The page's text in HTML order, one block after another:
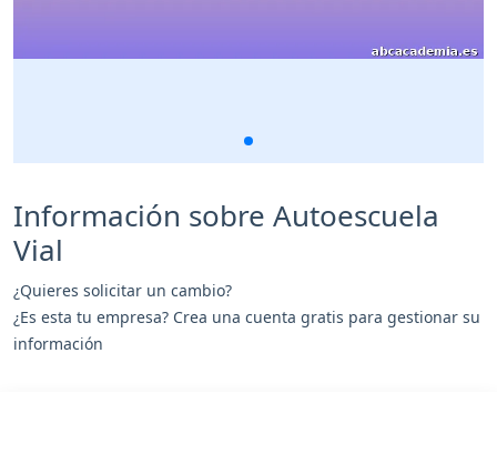
Información sobre Autoescuela
Vial
¿Quieres solicitar un cambio?
¿Es esta tu empresa? Crea una cuenta gratis para gestionar su
información